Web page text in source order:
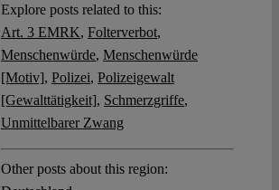
Explore posts related to this:
Art. 3 EMRK, Folterverbot,
Menschenwürde, Menschenwürde
[Motiv], Polizei, Polizeigewalt
[Gewalttätigkeit], Schmerzgriffe,
Unmittelbarer Zwang
Other posts about this region: